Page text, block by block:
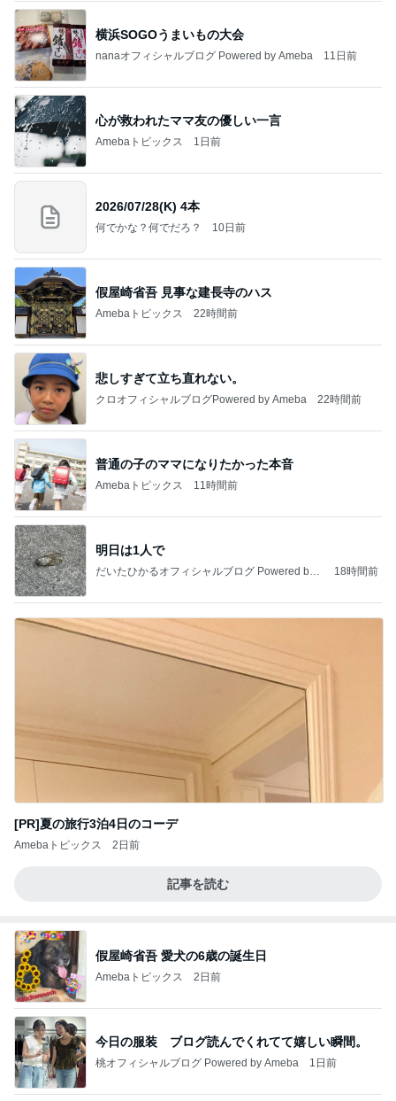
横浜SOGOうまいもの大会
nanaオフィシャルブログ Powered by Ameba 11日前
心が救われたママ友の優しい一言
Amebaトピックス 1日前
2026/07/28(K) 4本
何でかな？何でだろ？ 10日前
假屋崎省吾 見事な建長寺のハス
Amebaトピックス 22時間前
悲しすぎて立ち直れない。
クロオフィシャルブログPowered by Ameba 22時間前
普通の子のママになりたかった本音
Amebaトピックス 11時間前
明日は1人で
だいたひかるオフィシャルブログ Powered by
18時間前
[PR]夏の旅行3泊4日のコーデ
Amebaトピックス 2日前
記事を読む
假屋崎省吾 愛犬の6歳の誕生日
Amebaトピックス 2日前
今日の服装 ブログ読んでくれてて嬉しい瞬間。
桃オフィシャルブログ Powered by Ameba 1日前